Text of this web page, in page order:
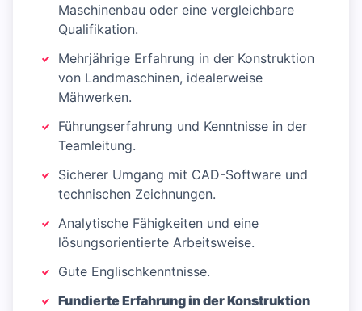
Maschinenbau oder eine vergleichbare
Qualifikation.
Mehrjährige Erfahrung in der Konstruktion
von Landmaschinen, idealerweise
Mähwerken.
Führungserfahrung und Kenntnisse in der
Teamleitung.
Sicherer Umgang mit CAD-Software und
technischen Zeichnungen.
Analytische Fähigkeiten und eine
lösungsorientierte Arbeitsweise.
Gute Englischkenntnisse.
Fundierte Erfahrung in der Konstruktion